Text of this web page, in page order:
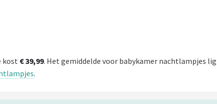
kost € 39,99. Het gemiddelde voor babykamer nachtlampjes
.